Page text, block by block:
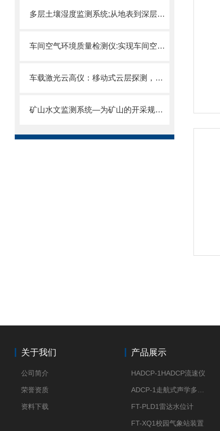
多层土壤湿度监测系统;从地表到深层：3-10层土壤湿度同步监测.
车间空气环境质量检测仪:实现车间空气全自动、符合行业安全标准。
车载激光云高仪：移动式云层探测，车载机动部署变化实时掌握
矿山水文监测系统—为矿山的开采规划、灾害预警等提供科学依据
关于我们
公司简介
荣誉资质
资料下载
产品展示
HADCP-1HADCP流速仪
FT-PLD1雷达水位计
FT-XQ1校园气象站装置